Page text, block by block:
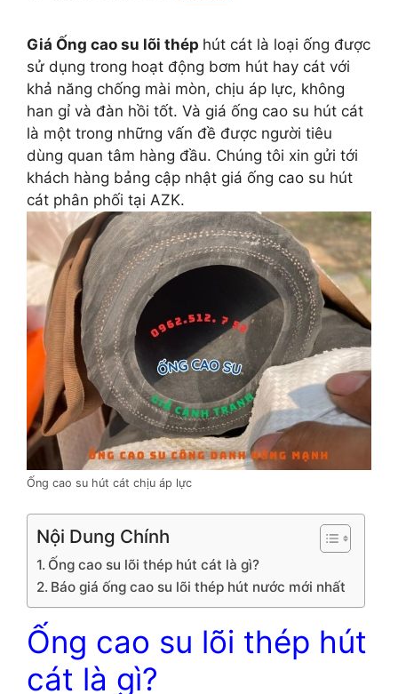
Giá Ống cao su lõi thép hút cát là loại ống được
sử dụng trong hoạt động bơm hút hay cát với
khả năng chống mài mòn, chịu áp lực, không
han gỉ và đàn hồi tốt. Và giá ống cao su hút cát
là một trong những vấn đề được người tiêu
dùng quan tâm hàng đầu. Chúng tôi xin gửi tới
khách hàng bảng cập nhật giá ống cao su hút
cát phân phối tại AZK.
Ống cao su hút cát chịu áp lực
Nội Dung Chính
Ống cao su lõi thép hút cát là gì?
Báo giá ống cao su lõi thép hút nước mới nhất
Ống cao su lõi thép hút
cát là gì?